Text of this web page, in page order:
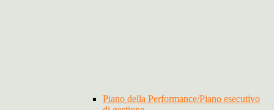
Piano della Performance/Piano esecutivo